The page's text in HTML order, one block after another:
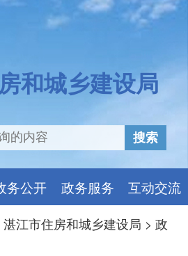
和城乡建设局
搜索
务公开 政务服务 互动交流
湛江市住房和城乡建设局 >政